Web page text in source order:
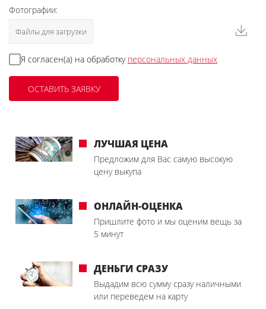
Фотографии:
Файлы для загрузки
Я согласен(а) на обработку персональных данных
ЛУЧШАЯ ЦЕНА
Предложим для Вас самую высокую
цену выкупа
ОНЛАЙН-ОЦЕНКА
Пришлите фото и мы оценим вещь за
5 минут
ДЕНЬГИ СРАЗУ
Выдадим всю сумму сразу наличными
или переведем на карту